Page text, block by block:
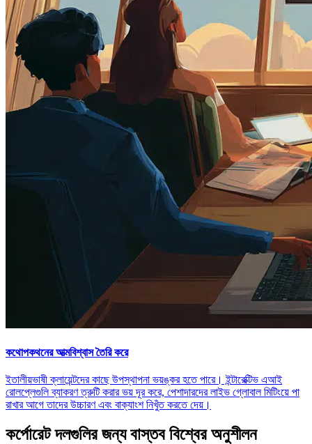
কথোপকথনের আত্মবিশ্বাস তৈরি করে
ইতালীয়ভাষী ক্লায়েন্টদের কাছে উপস্থাপনা ভয়ঙ্কর হতে পারে। ইন্টারেক্টিভ এআই
রোলপ্লেগুলি ব্যাকরণ ত্রুটি করার ভয় দূর করে, পেশাদারদের লাইভ গ্লোবাল মিটিংয়ে পা
রাখার আগে তাদের উচ্চারণ এবং বাক্যাংশ নিখুঁত করতে দেয়।
কর্পোরেট দলগুলির জন্য বাস্তব বিশ্বের অনুশীলন